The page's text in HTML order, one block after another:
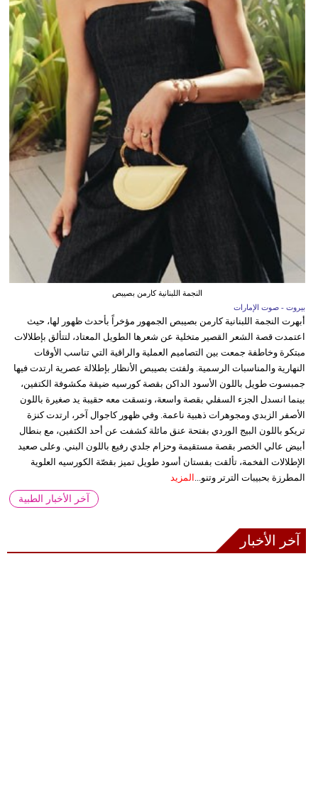
النجمة اللبنانية كارمن بصيبص
بيروت - صوت الإمارات
أبهرت النجمة اللبنانية كارمن بصيبص الجمهور مؤخراً بأحدث ظهور لها، حيث
اعتمدت قصة الشعر القصير متخلية عن شعرها الطويل المعتاد، لتتألق بإطلالات
مبتكرة وخاطفة جمعت بين التصاميم العملية والراقية التي تناسب الأوقات
النهارية والمناسبات الرسمية. ولفتت بصيبص الأنظار بإطلالة عصرية ارتدت فيها
جمبسوت طويل باللون الأسود الداكن بقصة كورسيه ضيقة مكشوفة الكتفين،
بينما انسدل الجزء السفلي بقصة واسعة، ونسقت معه حقيبة يد صغيرة باللون
الأصفر الزبدي ومجوهرات ذهبية ناعمة. وفي ظهور كاجوال آخر، ارتدت كنزة
تريكو باللون البيج الوردي بفتحة عنق مائلة كشفت عن أحد الكتفين، مع بنطال
أبيض عالي الخصر بقصة مستقيمة وحزام جلدي رفيع باللون البني. وعلى صعيد
الإطلالات الفخمة، تألقت بفستان أسود طويل تميز بقصّة الكورسيه العلوية
المطرزة بحبيبات الترتر وتنو...
المزيد
آخر الأخبار الطبية
آخر الأخبار